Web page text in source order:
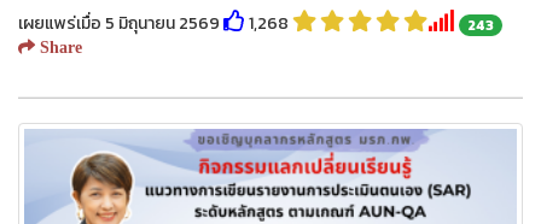
เผยแพร่เมื่อ 5 มิถุนายน 2569
1,268 243
Share